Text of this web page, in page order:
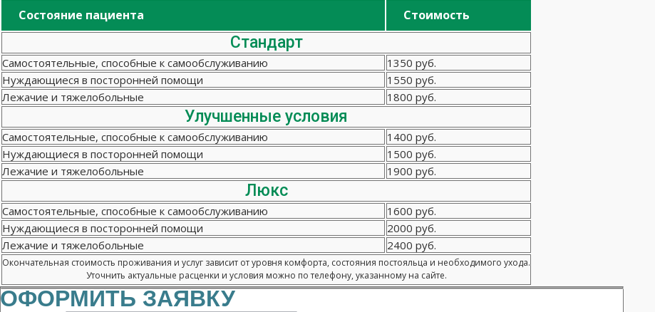
Состояние пациента Стоимость
Стандарт
Самостоятельные, способные к самообслуживанию
1350 руб.
Нуждающиеся в посторонней помощи
1550 руб.
Лежачие и тяжелобольные
1800 руб.
Улучшенные условия
Самостоятельные, способные к самообслуживанию
1400 руб.
Нуждающиеся в посторонней помощи
1500 руб.
Лежачие и тяжелобольные
1900 руб.
Люкс
Самостоятельные, способные к самообслуживанию
1600 руб.
Нуждающиеся в посторонней помощи
2000 руб.
Лежачие и тяжелобольные
2400 руб.
Окончательная стоимость проживания и услуг зависит от уровня комфорта, состояния постояльца и необходимого ухода.
Уточнить актуальные расценки и условия можно по телефону, указанному на сайте.
ОФОРМИТЬ ЗАЯВКУ